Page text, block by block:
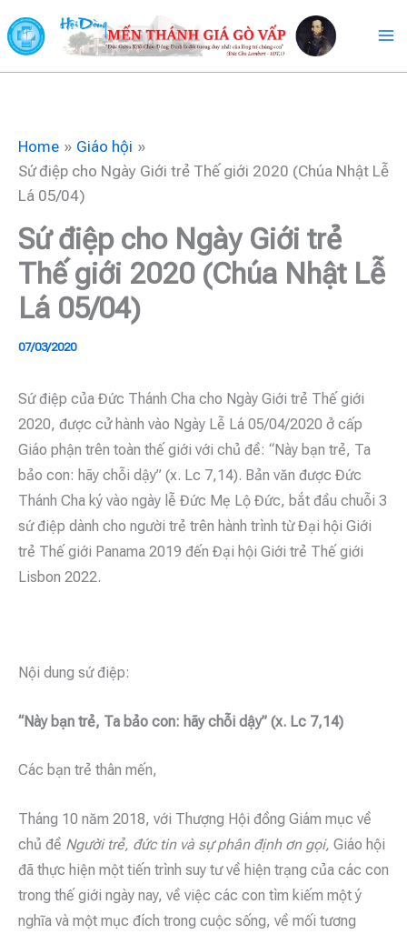
to
content
Home
Giáo hội
Sứ điệp cho Ngày Giới trẻ Thế giới 2020 (Chúa Nhật Lễ
Lá 05/04)
Sứ điệp cho Ngày Giới trẻ
Thế giới 2020 (Chúa Nhật Lễ
Lá 05/04)
07/03/2020
Sứ điệp của Đức Thánh Cha cho Ngày Giới trẻ Thế giới
2020, được cử hành vào Ngày Lễ Lá 05/04/2020 ở cấp
Giáo phận trên toàn thế giới với chủ đề: “Này bạn trẻ, Ta
bảo con: hãy chỗi dậy” (x. Lc 7,14). Bản văn được Đức
Thánh Cha ký vào ngày lễ Đức Mẹ Lộ Đức, bắt đầu chuỗi 3
sứ điệp dành cho người trẻ trên hành trình từ Đại hội Giới
trẻ Thế giới Panama 2019 đến Đại hội Giới trẻ Thế giới
Lisbon 2022.
Nội dung sứ điệp:
“Này bạn trẻ, Ta bảo con: hãy chỗi dậy” (x. Lc 7,14)
Các bạn trẻ thân mến,
Tháng 10 năm 2018, với Thượng Hội đồng Giám mục về
chủ đề Người trẻ, đức tin và sự phân định ơn gọi, Giáo hội
đã thực hiện một tiến trình suy tư về hiện trạng của các con
trong thế giới ngày nay, về việc các con tìm kiếm một ý
nghĩa và một mục đích trong cuộc sống, về mối tương